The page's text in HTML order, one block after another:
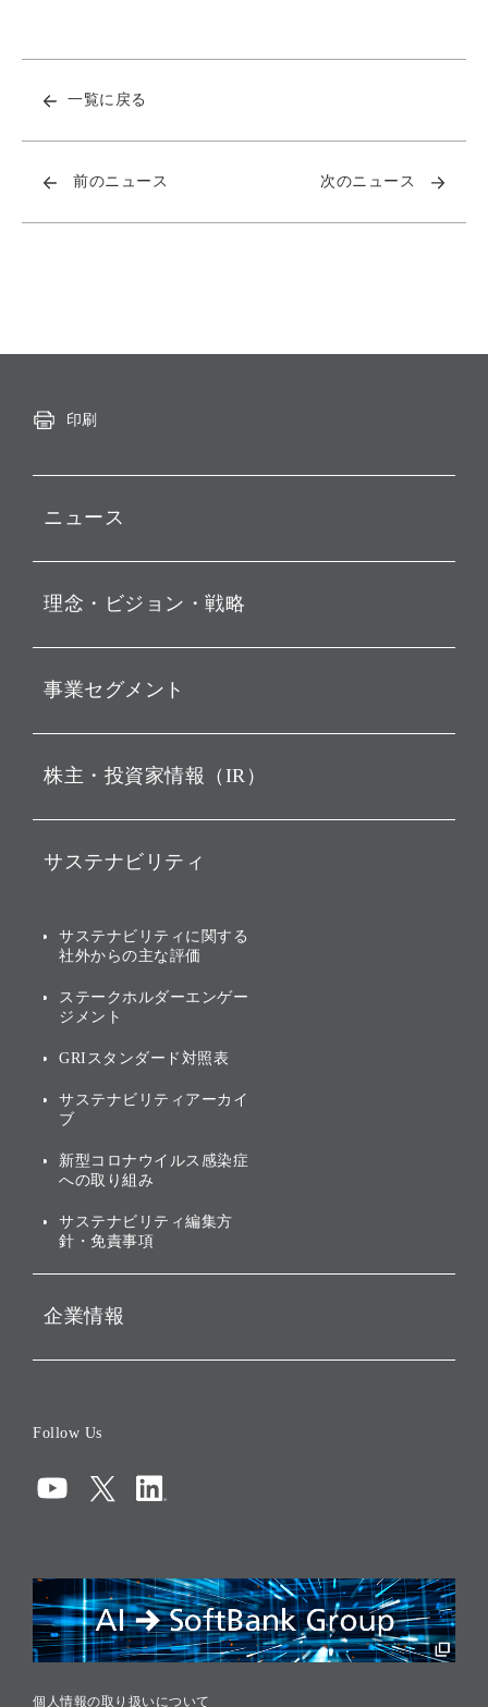
一覧に戻る
前のニュース 次のニュース
印刷
ニュース
お知らせ
動画配信
理念・ビジョン・戦略
経営理念
ビジョン
戦略
バリュー
ソフトバンクグループの歩
[AI] What dreams are made
事業セグメント
ソフトバンク・ビジョン・
その他
グループ企業一覧
株主・投資家情報（IR）
IRカレンダー
業績・財務
アニュアルレポート
株主・投資家情報（IR）に
サステナビリティ
トップメッセージ
サステナビリティの考え方
ガバナンス
投資先のサステナビリティ
サステナビリティに関する
社外からの主な評価
ステークホルダーエンゲー
ジメント
GRIスタンダード対照表
サステナビリティアーカイ
ブ
新型コロナウイルス感染症
への取り組み
サステナビリティ編集方
針・免責事項
企業情報
コンプライアンス
リスクマネジメント
税務に対する取り組み
採用情報
Follow Us
個人情報の取り扱いについて